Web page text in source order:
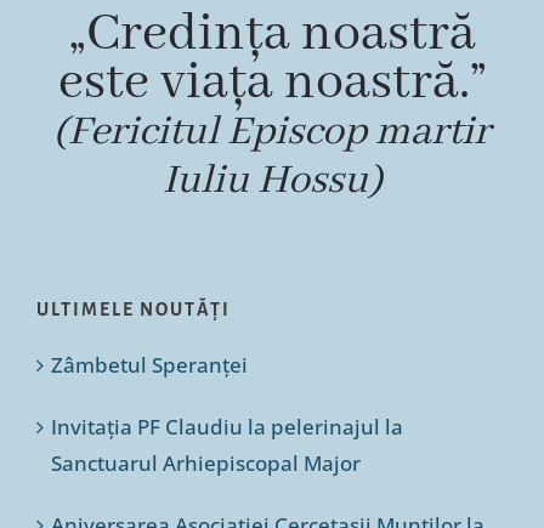
„Credința noastră
este viața noastră.”
(Fericitul Episcop martir
Iuliu Hossu)
ULTIMELE NOUTĂȚI
Zâmbetul Speranței
Invitația PF Claudiu la pelerinajul la
Sanctuarul Arhiepiscopal Major